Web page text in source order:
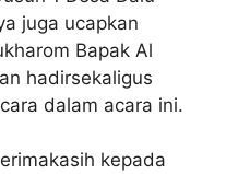
juga ucapkan
Bapak Al
hadirsekaligus
dalam acara ini.
kepada